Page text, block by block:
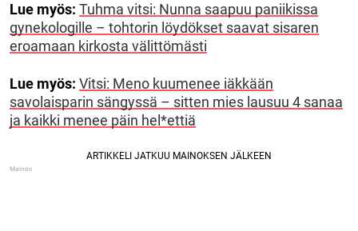
Lue myös: Tuhma vitsi: Nunna saapuu paniikissa
gynekologille – tohtorin löydökset saavat sisaren
eroamaan kirkosta välittömästi
Lue myös: Vitsi: Meno kuumenee iäkkään
savolaisparin sängyssä – sitten mies lausuu 4 sanaa
ja kaikki menee päin hel*ettiä